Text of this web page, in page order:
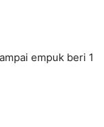
empuk beri 1